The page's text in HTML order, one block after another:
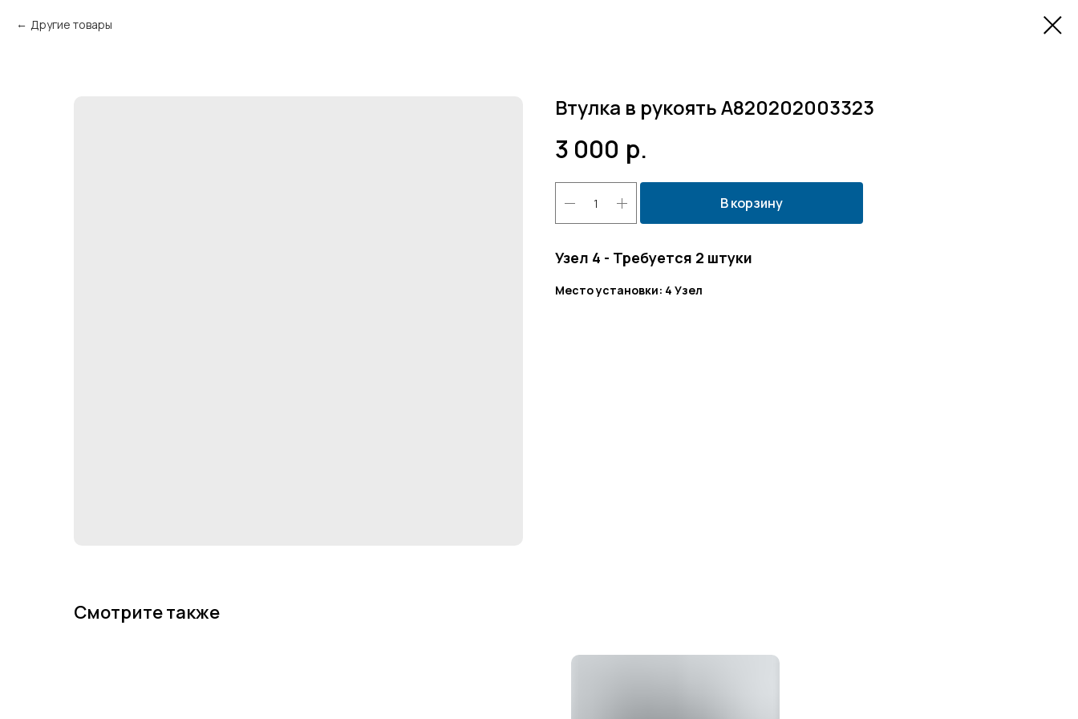
Другие товары
Втулка в рукоять А820202003323
3 000 р.
В корзину
Узел 4 - Требуется 2 штуки
Место установки: 4 Узел
Смотрите также